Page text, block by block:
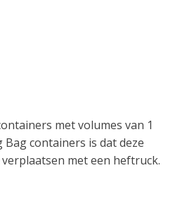
met volumes van 1
containers is dat deze
met een heftruck.